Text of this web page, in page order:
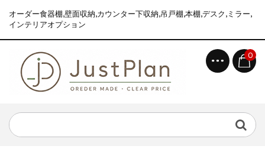
オーダー食器棚,壁面収納,カウンター下収納,吊戸棚,本棚,デスク,ミラー,
インテリアオプション
0
topics
2026.7.2